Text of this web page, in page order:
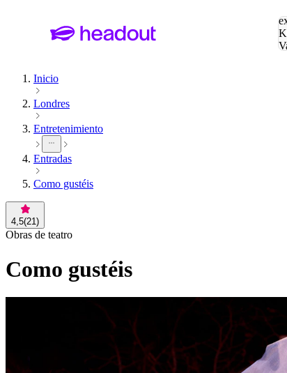
Inicio
Londres
Entretenimiento
Entradas
Como gustéis
4,5(21)
Obras de teatro
Como gustéis